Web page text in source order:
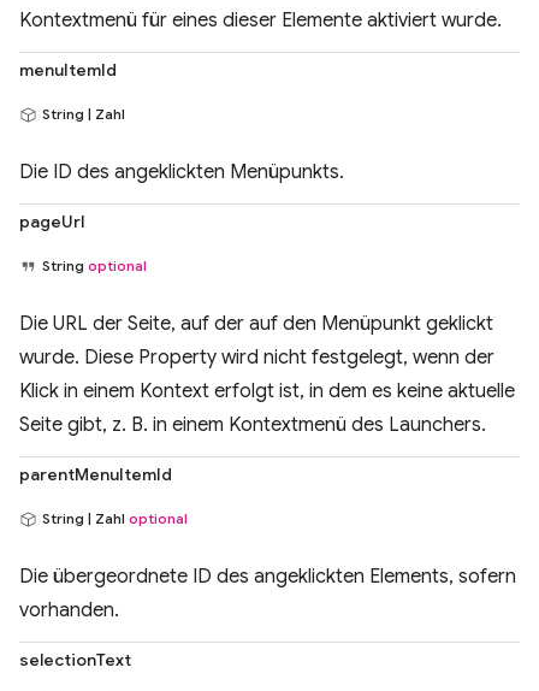
Kontextmenü für eines dieser Elemente aktiviert wurde.
menuItemId
String | Zahl
Die ID des angeklickten Menüpunkts.
pageUrl
String optional
Die URL der Seite, auf der auf den Menüpunkt geklickt
wurde. Diese Property wird nicht festgelegt, wenn der
Klick in einem Kontext erfolgt ist, in dem es keine aktuelle
Seite gibt, z. B. in einem Kontextmenü des Launchers.
parentMenuItemId
String | Zahl optional
Die übergeordnete ID des angeklickten Elements, sofern
vorhanden.
selectionText